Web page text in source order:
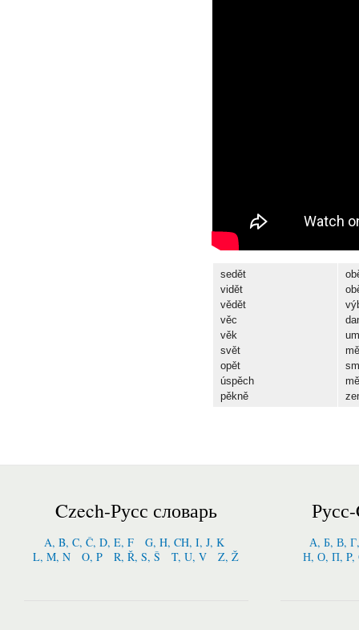
sedět
vidět
vědět
věc
věk
svět
opět
úspěch
pěkně
ob
ob
vý
um
mě
sm
mě
Czech-Русс словарь
A, B, C, Č, D, E, F
G, H, CH, I, J, K
L, M, N
O, P R, Ř, S, Š T, U, V Z, Ž
А, Б, В,
Н, О, П,